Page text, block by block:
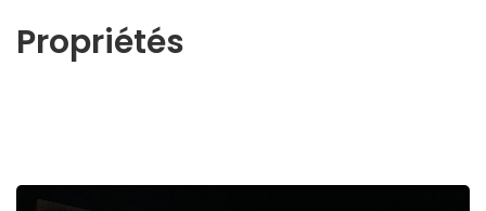
Propriétés